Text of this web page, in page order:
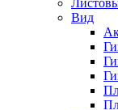
Вид